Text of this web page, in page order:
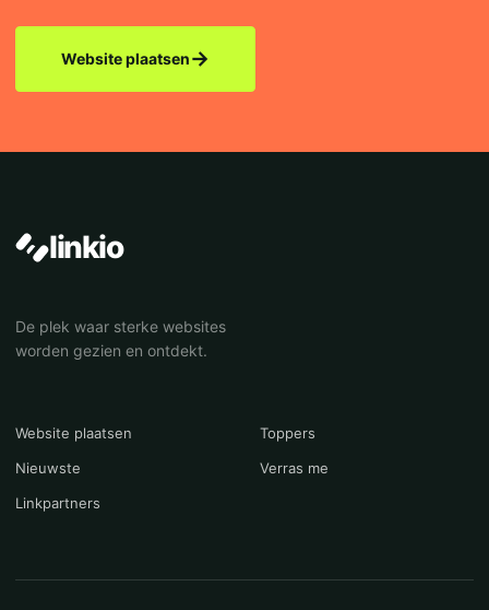
Website plaatsen→
linkio
De plek waar sterke websites
worden gezien en ontdekt.
Website plaatsen
Toppers
Nieuwste
Verras me
Linkpartners